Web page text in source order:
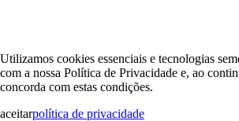
Utilizamos cookies essenciais e tecnologias
com a nossa Política de Privacidade e, ao
concorda com estas condições.
aceitarpolítica de privacidade